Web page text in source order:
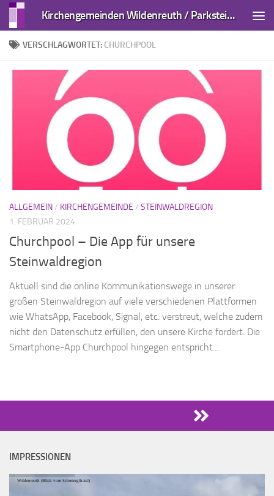
Zum Inhalt springen Kirchengemeinden Wildenreuth / Parkstein und Kirchendemenreuth
VERSCHLAGWORTET: CHURCHPOOL
ALLGEMEIN/ KIRCHENGEMEINDE / STEINWALDREGION
1. FEBRUAR 2024
Churchpool – Die App für unsere
Steinwaldregion
Aktuell sind die online Kommunikationswege in unserer
großen Steinwaldregion auf viele verschiedenen Plattformen
wie WhatsApp, Facebook, Signal, etc. verstreut, welche zudem
nicht den Datenschutz erfüllen, den unsere Kirche fordert. Die
Smartphone-App Churchpool hingegen entspricht...
IMPRESSIONEN
Wildenreuth (Blick vom Schmierglhaisl)